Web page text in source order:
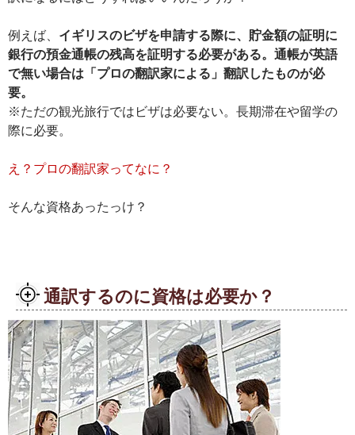
例えば、 イギリスのビザを申請する際に、貯金額の証明に
銀行の預金通帳の残高を証明する必要がある。通帳が英語
で無い場合は「プロの翻訳家による」翻訳したものが必
要。
※ただの観光旅行ではビザは必要ない。長期滞在や留学の
際に必要。
え？プロの翻訳家ってなに？
そんな資格あったっけ？
通訳するのに資格は必要か？